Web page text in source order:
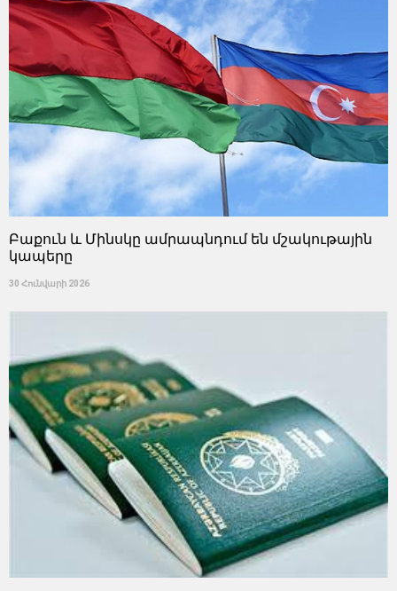
Բաքուն և Մինսկը ամրապնդում են մշակութային
կապերը
30 Հունվարի 2026